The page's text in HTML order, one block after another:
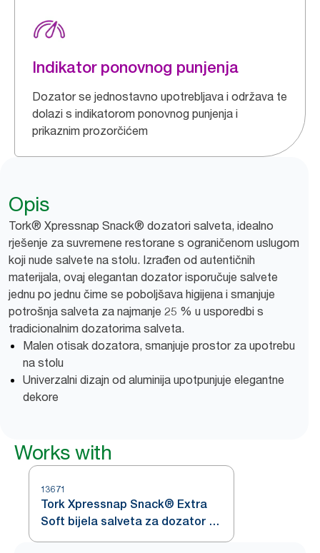
Indikator ponovnog punjenja
Dozator se jednostavno upotrebljava i održava te
dolazi s indikatorom ponovnog punjenja i
prikaznim prozorčićem
Opis
Tork® Xpressnap Snack® dozatori salveta, idealno
rješenje za suvremene restorane s ograničenom uslugom
koji nude salvete na stolu. Izrađen od autentičnih
materijala, ovaj elegantan dozator isporučuje salvete
jednu po jednu čime se poboljšava higijena i smanjuje
potrošnja salveta za najmanje 25 % u usporedbi s
tradicionalnim dozatorima salveta.
Malen otisak dozatora, smanjuje prostor za upotrebu
na stolu
Univerzalni dizajn od aluminija upotpunjuje elegantne
dekore
Works with
13671
Tork Xpressnap Snack® Extra
Soft bijela salveta za dozator s
uzorkom lista